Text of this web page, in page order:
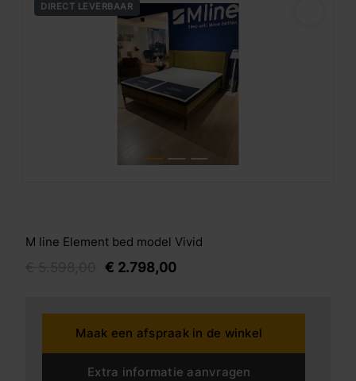
DIRECT LEVERBAAR
M line Element bed model Vivid
€ 2.798,00
Maak een afspraak in de winkel
Extra informatie aanvragen